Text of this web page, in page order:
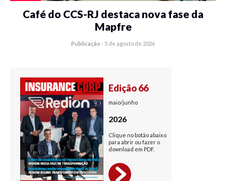
Café do CCS-RJ destaca nova fase da
Mapfre
Publicação - 5 de agosto de 2026